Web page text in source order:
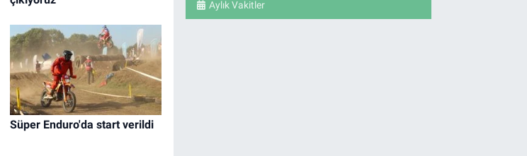
Süper Enduro'da start verildi
Aylık Vakitler